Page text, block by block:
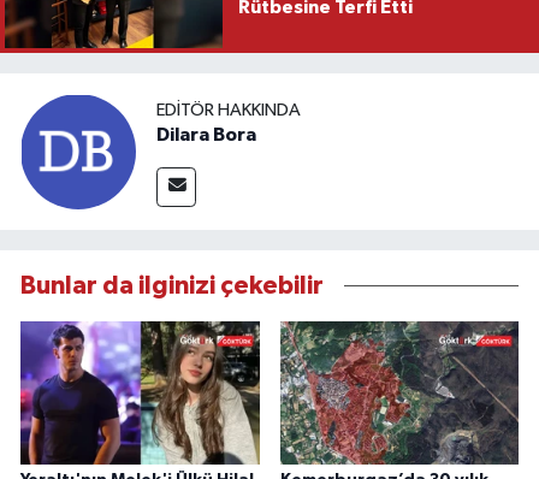
Rütbesine Terfi Etti
EDITÖR HAKKINDA
Dilara Bora
Bunlar da ilginizi çekebilir